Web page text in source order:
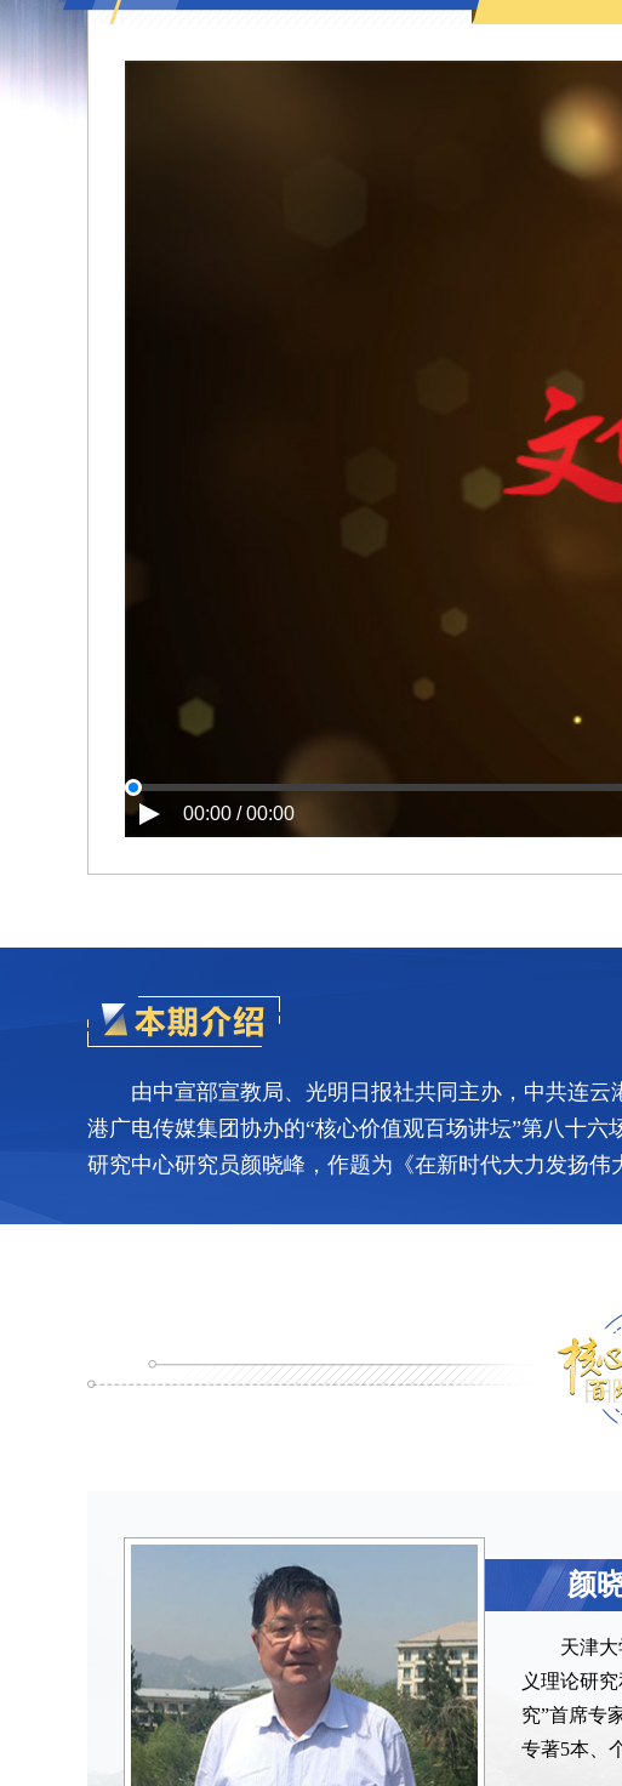
00:00 / 00:00
由中宣部宣教局、光明日报社共同主办，中共连
港广电传媒集团协办的“核心价值观百场讲坛”第八十
研究中心研究员颜晓峰，作题为《在新时代大力发扬伟
颜
天津
义理论研
究”首席专
专著5本、